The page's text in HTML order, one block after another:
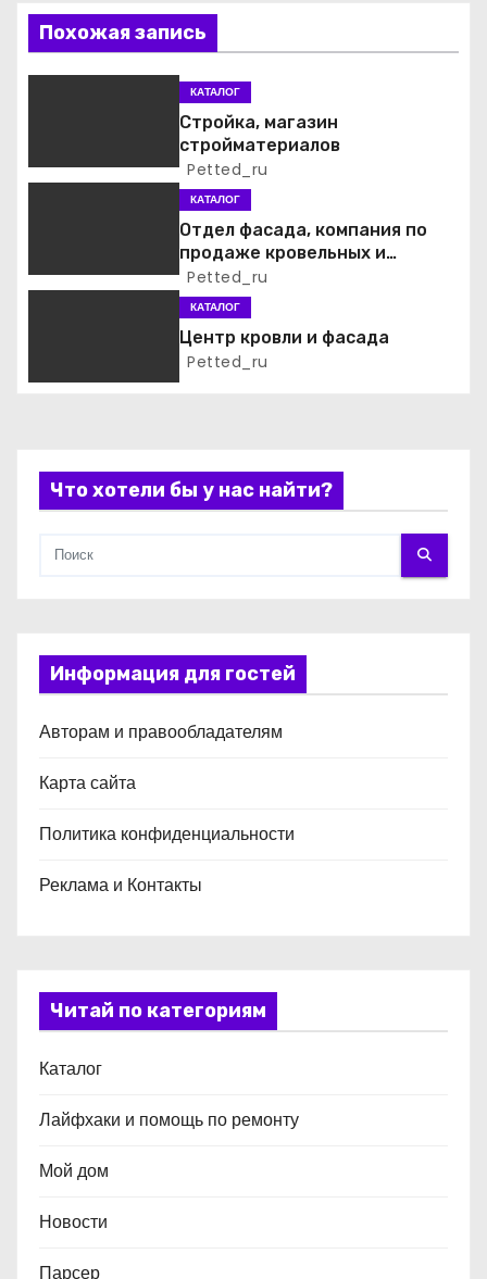
ц
и
п
а
и
я
м
Похожая запись
КАТАЛОГ
Стройка, магазин
стройматериалов
Petted_ru
КАТАЛОГ
Отдел фасада, компания по
продаже кровельных и
фасадных материалов
Petted_ru
КАТАЛОГ
Центр кровли и фасада
Petted_ru
Что хотели бы у нас найти?
Информация для гостей
Авторам и правообладателям
Карта сайта
Политика конфиденциальности
Реклама и Контакты
Читай по категориям
Каталог
Лайфхаки и помощь по ремонту
Мой дом
Новости
Парсер